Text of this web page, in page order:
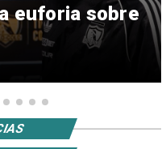
euforia sobre